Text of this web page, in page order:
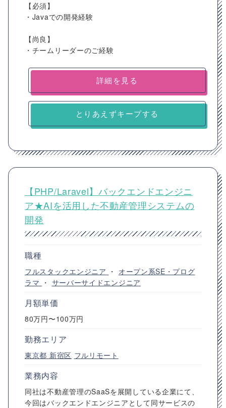
【必須】
・Javaでの開発経験
【尚良】
・チームリーダーのご経験
詳細を見る
とりあえずキープする
【PHP/Laravel】バックエンドエンジニ
ア★AIを活用した不動産管理システムの
開発
職種
フルスタックエンジニア ・ オープン系SE・プログ
ラマ ・ サーバーサイドエンジニア
月額単価
80万円〜100万円
勤務エリア
東京都 新宿区 フルリモート
業務内容
同社は不動産管理のSaaSを展開している企業にて、
今回はバックエンドエンジニアとして同サービスの